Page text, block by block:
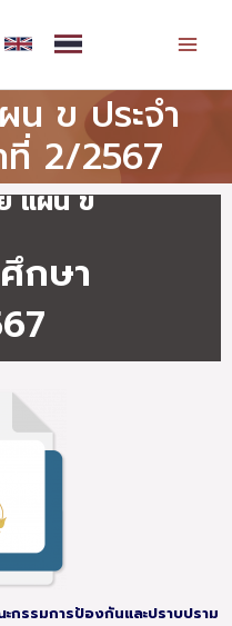
น ข ประจำ
ที่ 2/2567
แผน ข
กษา
รรมการป้องกันและปราบปราม